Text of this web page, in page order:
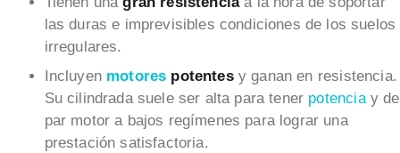
las duras e imprevisibles condiciones de los suelos
irregulares.
Incluyen motores potentesy ganan en resistencia.
Su cilindrada suele ser alta para tener potencia y de
par motor a bajos regímenes para lograr una
prestación satisfactoria.